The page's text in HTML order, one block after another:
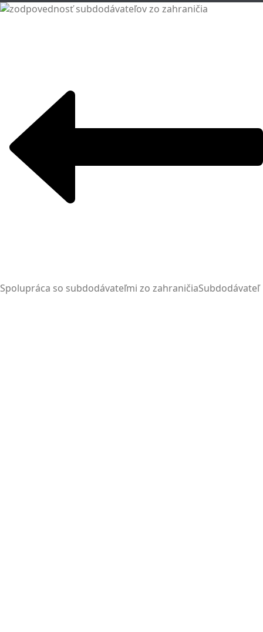
Spolupráca so subdodávateľmi zo zahraničiaSubdodávateľ